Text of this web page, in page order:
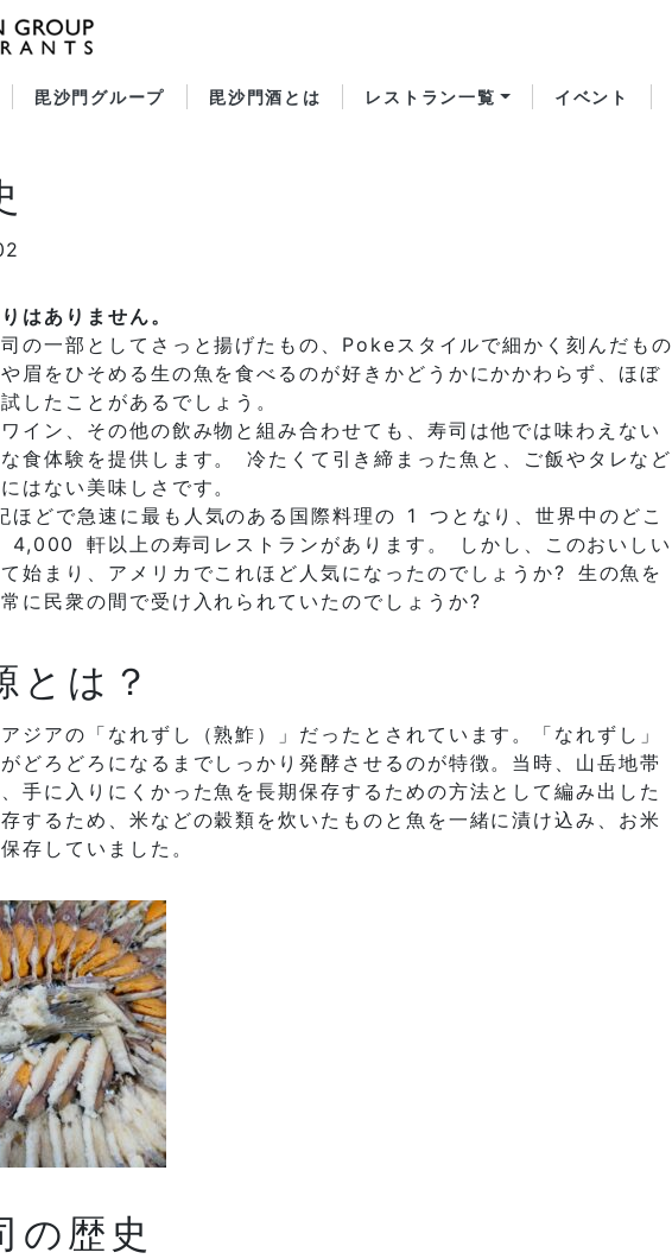
毘沙門グループ 毘沙門酒とは レストラン一覧 イベント
はありません。
の一部としてさっと揚げたもの、Pokeスタイルで細かく刻んだもの
眉をひそめる生の魚を食べるのが好きかどうかにかかわらず、ほぼ
したことがあるでしょう。
イン、その他の飲み物と組み合わせても、寿司は他では味わえない
食体験を提供します。 冷たくて引き締まった魚と、ご飯やタレなど
はない美味しさです。
どで急速に最も人気のある国際料理の 1 つとなり、世界中のどこ
4,000 軒以上の寿司レストランがあります。 しかし、このおいしい
始まり、アメリカでこれほど人気になったのでしょうか? 生の魚を
に民衆の間で受け入れられていたのでしょうか?
とは？
ジアの「なれずし（熟鮓）」だったとされています。「なれずし」
どろどろになるまでしっかり発酵させるのが特徴。当時、山岳地帯
手に入りにくかった魚を長期保存するための方法として編み出した
するため、米などの穀類を炊いたものと魚を一緒に漬け込み、お米
存していました。
の歴史